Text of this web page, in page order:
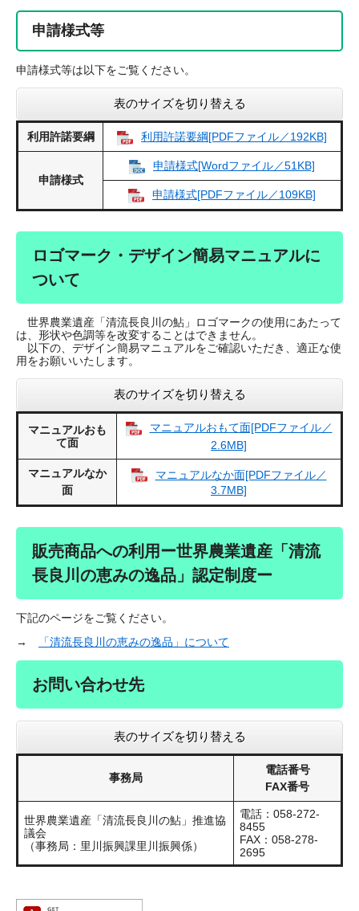
申請様式等
申請様式等は以下をご覧ください。
表のサイズを切り替える
利用許諾要綱 利用許諾要綱[PDFファイル／192KB]
申請様式
申請様式[Wordファイル／51KB]
申請様式[PDFファイル／109KB]
ロゴマーク・デザイン簡易マニュアルに
ついて
世界農業遺産「清流長良川の鮎」ロゴマークの使用にあたって
は、形状や色調等を改変することはできません。
以下の、デザイン簡易マニュアルをご確認いただき、適正な使
用をお願いいたします。
表のサイズを切り替える
マニュアルおも
て面
マニュアルおもて面[PDFファイル／
2.6MB]
マニュアルなか
面
マニュアルなか面[PDFファイル／
3.7MB]
販売商品への利用ー世界農業遺産「清流
長良川の恵みの逸品」認定制度ー
下記のページをご覧ください。
→
「清流長良川の恵みの逸品」について
お問い合わせ先
表のサイズを切り替える
事務局
電話番号
FAX番号
世界農業遺産「清流長良川の鮎」推進協
議会
（事務局：里川振興課里川振興係）
電話：058-272-
8455
FAX：058-278-
2695